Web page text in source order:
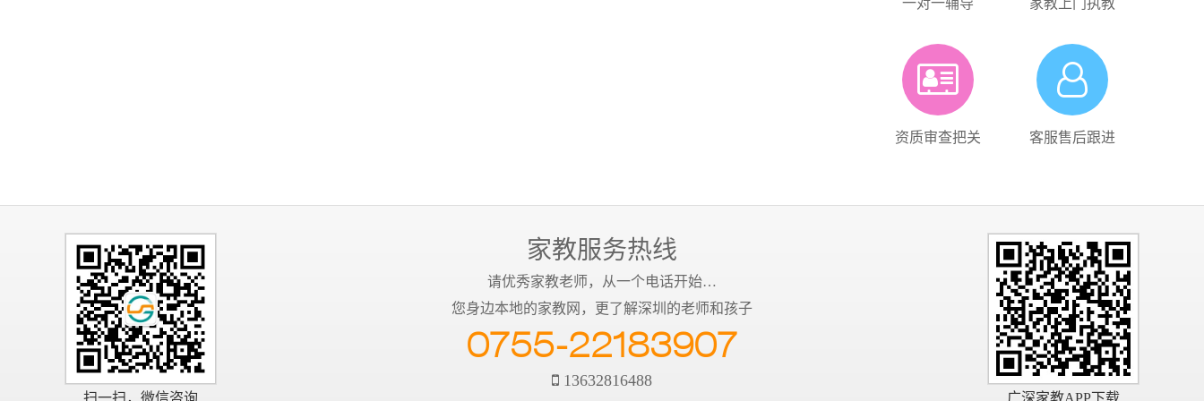
一对一辅导 家教上门执教
资质审查把关 客服售后跟进
扫一扫，微信咨询
家教服务热线
请优秀家教老师，从一个电话开始…
您身边本地的家教网，更了解深圳的老师和孩子
0755-22183907
13632816488
广深家教APP下载